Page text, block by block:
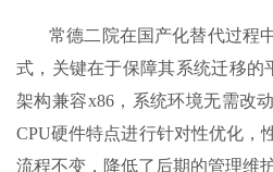
常德二院在国产化替代过程
式，关键在于保障其系统迁移的
架构兼容x86，系统环境无需改
CPU硬件特点进行针对性优化，
流程不变，降低了后期的管理维